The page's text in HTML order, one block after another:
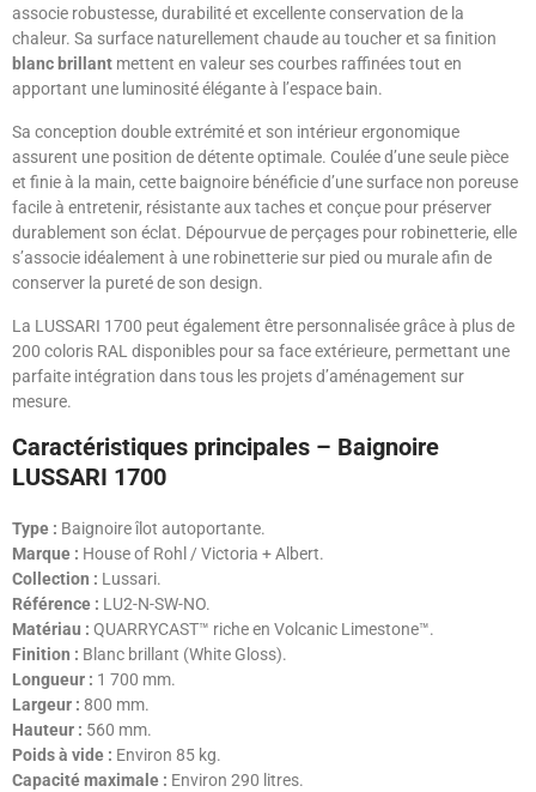
associe robustesse, durabilité et excellente conservation de la
chaleur. Sa surface naturellement chaude au toucher et sa finition
blanc brillant mettent en valeur ses courbes raffinées tout en
apportant une luminosité élégante à l’espace bain.
Sa conception double extrémité et son intérieur ergonomique
assurent une position de détente optimale. Coulée d’une seule pièce
et finie à la main, cette baignoire bénéficie d’une surface non poreuse
facile à entretenir, résistante aux taches et conçue pour préserver
durablement son éclat. Dépourvue de perçages pour robinetterie, elle
s’associe idéalement à une robinetterie sur pied ou murale afin de
conserver la pureté de son design.
La LUSSARI 1700 peut également être personnalisée grâce à plus de
200 coloris RAL disponibles pour sa face extérieure, permettant une
parfaite intégration dans tous les projets d’aménagement sur
mesure.
Caractéristiques principales – Baignoire
LUSSARI 1700
Type : Baignoire îlot autoportante.
Marque : House of Rohl / Victoria + Albert.
Collection : Lussari.
Référence : LU2-N-SW-NO.
Matériau : QUARRYCAST™ riche en Volcanic Limestone™.
Finition : Blanc brillant (White Gloss).
Longueur : 1 700 mm.
Largeur : 800 mm.
Hauteur : 560 mm.
Poids à vide : Environ 85 kg.
Capacité maximale : Environ 290 litres.